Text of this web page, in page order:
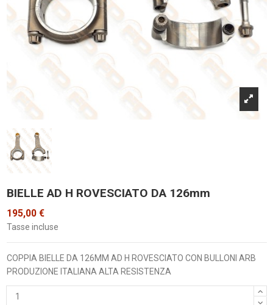
BIELLE AD H ROVESCIATO DA 126mm
195,00 €
Tasse incluse
COPPIA BIELLE DA 126MM AD H ROVESCIATO CON BULLONI ARB
PRODUZIONE ITALIANA ALTA RESISTENZA